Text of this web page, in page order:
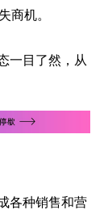
商机。
一目了然，从
各种销售和营